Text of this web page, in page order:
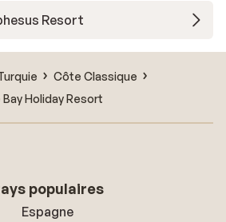
Resort
Côte Classique
Holiday Resort
populaires
Espagne